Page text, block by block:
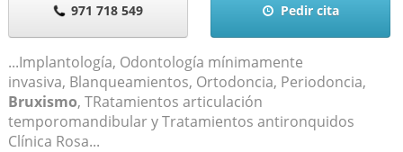
971 718 549 Pedir cita
...Implantología, Odontología mínimamente
invasiva, Blanqueamientos, Ortodoncia, Periodoncia,
Bruxismo, TRatamientos articulación
temporomandibular y Tratamientos antironquidos
Clínica Rosa...